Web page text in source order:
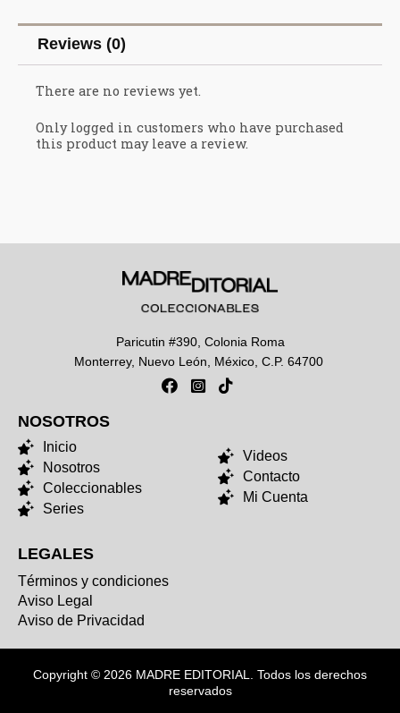
Reviews (0)
There are no reviews yet.
Only logged in customers who have purchased
this product may leave a review.
Paricutin #390, Colonia Roma
Monterrey, Nuevo León, México, C.P. 64700
NOSOTROS
Inicio
Nosotros
Coleccionables
Series
Videos
Contacto
Mi Cuenta
LEGALES
Términos y condiciones
Aviso Legal
Aviso de Privacidad
Copyright © 2026 MADRE EDITORIAL. Todos los derechos
reservados